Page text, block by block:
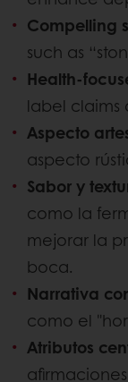
Compelling
such as
Health-
label claims
Aspecto
aspecto
Sabor y
como la
mejorar la
boca.
Narrativa
como el
Atributos